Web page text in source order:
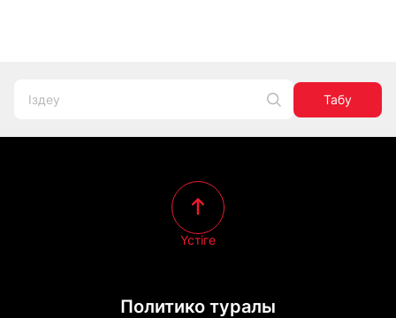
Табу
Политико туралы
Үстіге